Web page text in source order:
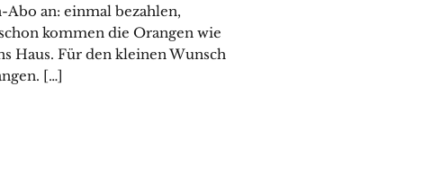
an: einmal bezahlen,
kommen die Orangen wie
Haus. Für den kleinen Wunsch
[…]